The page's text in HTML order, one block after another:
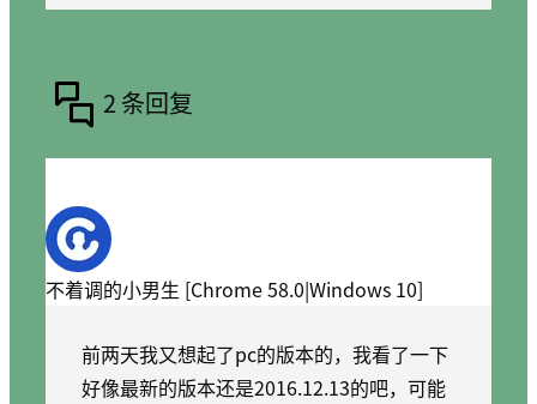
2 条回复
不着调的小男生 [Chrome 58.0|Windows 10]
前两天我又想起了pc的版本的，我看了一下
好像最新的版本还是2016.12.13的吧，可能